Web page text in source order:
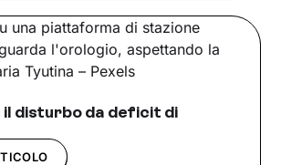
il disturbo da deficit di